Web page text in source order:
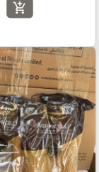
add_shopping_cart